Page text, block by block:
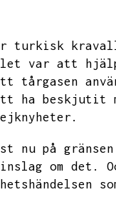
turkisk
var att
tårgasen
ha beskjutit
nu på
om det.